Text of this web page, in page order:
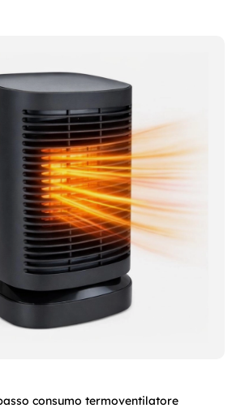
consumo termoventilatore